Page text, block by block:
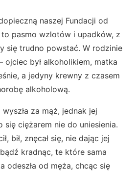
naszej Fundacji od
pasmo wzlotów i upadków, z
się trudno powstać. W rodzinie
ojciec był alkoholikiem, matka
a jedyny krewny z czasem
alkoholową.
za mąż, jednak jej
się ciężarem nie do uniesienia.
bił, znęcał się, nie dając jej
kradnąc, te które sama
odeszła od męża, chcąc się